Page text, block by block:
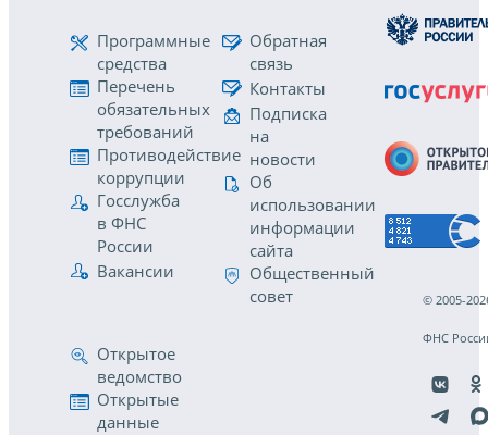
Программные
средства
Перечень
обязательных
требований
Противодействие
коррупции
Госслужба
в ФНС
России
Вакансии
Обратная
связь
Контакты
Подписка
на
новости
Об
использовании
информации
сайта
Общественный
совет
Открытое
ведомство
Открытые
данные
© 2005-
ФНС